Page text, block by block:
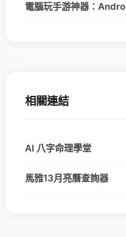
電腦玩手游神器：
相關連結
AI 八字命理學堂
馬雅13月亮曆查詢器